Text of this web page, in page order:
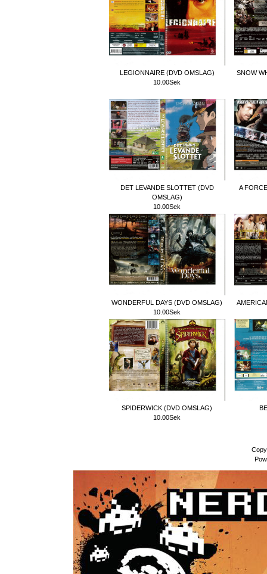
LEGIONNAIRE (DVD OMSLAG)
10.00Sek
SNOW
DET LEVANDE SLOTTET (DVD
OMSLAG)
10.00Sek
A
WONDERFUL DAYS (DVD OMSLAG)
10.00Sek
SPIDERWICK (DVD OMSLAG)
10.00Sek